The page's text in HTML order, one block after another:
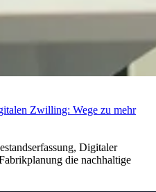
Zwilling: Wege zu mehr
Digitaler
die nachhaltige